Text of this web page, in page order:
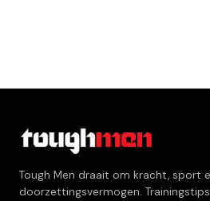
Tough Men draait om kracht, sport
doorzettingsvermogen.